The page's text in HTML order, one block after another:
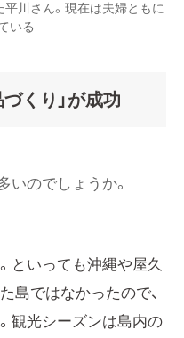
川さん。現在は夫婦ともに
いる
くり」が成功
いのでしょうか。
といっても沖縄や屋久
島ではなかったので、
観光シーズンは島内の